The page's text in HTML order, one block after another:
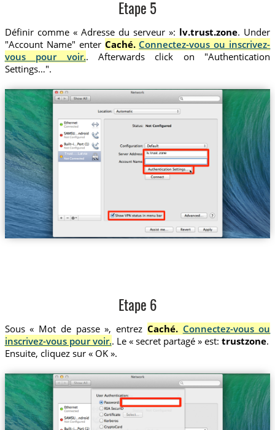
Etape 5
Définir comme « Adresse du serveur »: lv.trust.zone. Under
"Account Name" enter Caché. Connectez-vous ou inscrivez-
vous pour voir.. Afterwards click on "Authentication
Settings…".
Trust....Latvia lv.trust.zone
Etape 6
Sous « Mot de passe », entrez Caché. Connectez-vous ou
inscrivez-vous pour voir.. Le « secret partagé » est: trustzone.
Ensuite, cliquez sur « OK ».